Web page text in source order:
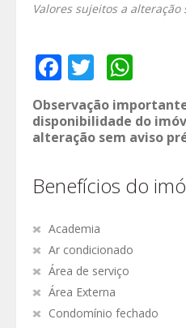
Valores sujeitos a alteração
Facebook
Twitter
Observação
disponibilidade do
alteração sem aviso
Benefícios do
Academia
Ar condicionado
Área de serviço
Área Externa
Condomínio fechado